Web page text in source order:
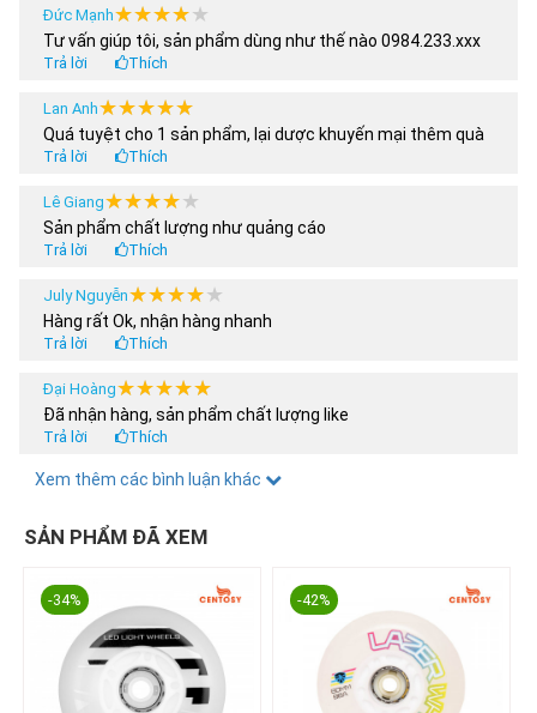
Đức Mạnh★★★★★
★★★★★
Tư vấn giúp tôi, sản phẩm dùng như thế nào 0984.233.xxx
Trả lời Thích
Lan Anh★★★★★
★★★★★
Quá tuyệt cho 1 sản phẩm, lại dược khuyến mại thêm quà
Trả lời Thích
Lê Giang★★★★★
★★★★★
Sản phẩm chất lượng như quảng cáo
Trả lời Thích
July Nguyễn★★★★★
★★★★★
Hàng rất Ok, nhận hàng nhanh
Trả lời Thích
Đại Hoàng★★★★★
★★★★★
Đã nhận hàng, sản phẩm chất lượng like
Trả lời Thích
Hoàng Anh ★★★★★
★★★★★
mại 30% ko shop
thanhdat3011 ★★★★★
★★★★★
Mới hốt em nó về đẹp khó cưỡng hài lòng khi mua e nó
Trả lời Thích
thachngockhanhly ★★★★★
★★★★★
Xem thêm các bình luận khác
SẢN PHẨM ĐÃ XEM
-34% -42%